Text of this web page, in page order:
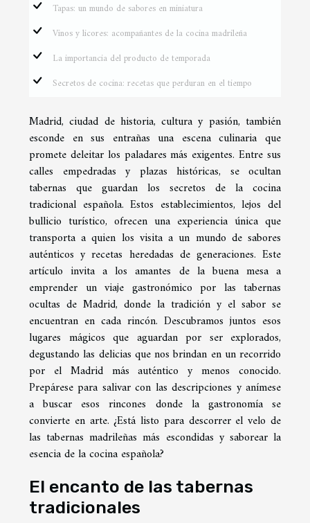
Tapas: un mundo de sabores en miniatura
Vinos y licores: acompañantes de la cocina madrileña
La importancia del producto de temporada
Secretos de cocina: recetas que perduran en el tiempo
Madrid, ciudad de historia, cultura y pasión, también
esconde en sus entrañas una escena culinaria que
promete deleitar los paladares más exigentes. Entre sus
calles empedradas y plazas históricas, se ocultan
tabernas que guardan los secretos de la cocina
tradicional española. Estos establecimientos, lejos del
bullicio turístico, ofrecen una experiencia única que
transporta a quien los visita a un mundo de sabores
auténticos y recetas heredadas de generaciones. Este
artículo invita a los amantes de la buena mesa a
emprender un viaje gastronómico por las tabernas
ocultas de Madrid, donde la tradición y el sabor se
encuentran en cada rincón. Descubramos juntos esos
lugares mágicos que aguardan por ser explorados,
degustando las delicias que nos brindan en un recorrido
por el Madrid más auténtico y menos conocido.
Prepárese para salivar con las descripciones y anímese
a buscar esos rincones donde la gastronomía se
convierte en arte. ¿Está listo para descorrer el velo de
las tabernas madrileñas más escondidas y saborear la
esencia de la cocina española?
El encanto de las tabernas
tradicionales